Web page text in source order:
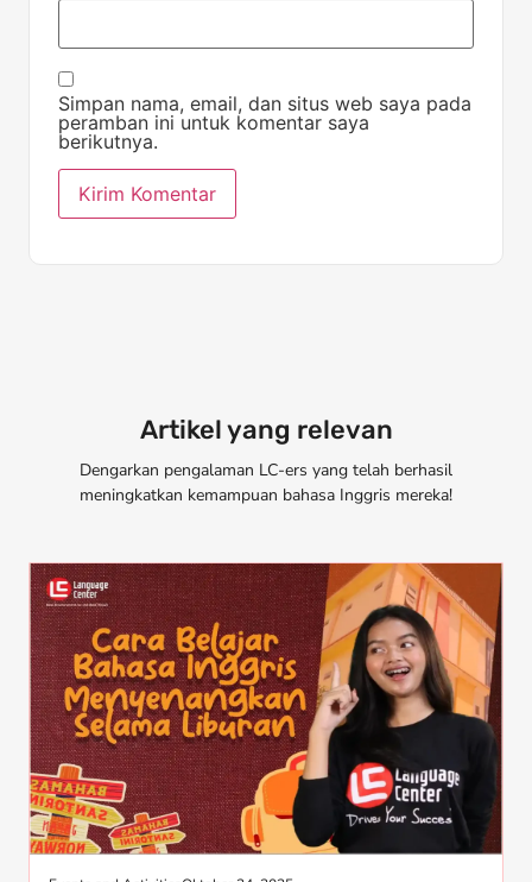
Simpan nama, email, dan situs web saya pada
peramban ini untuk komentar saya
berikutnya.
Artikel yang relevan
Dengarkan pengalaman LC-ers yang telah berhasil
meningkatkan kemampuan bahasa Inggris mereka!